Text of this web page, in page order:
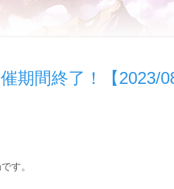
期間終了！【2023/
す。